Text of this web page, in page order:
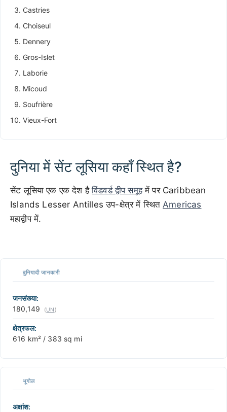
Castries
Choiseul
Dennery
Gros-Islet
Laborie
Micoud
Soufrière
Vieux-Fort
दुनिया में सेंट लूसिया कहाँ स्थित है?
सेंट लूसिया एक एक देश हैविंडवर्ड द्वीप समूहमें पर Caribbean
Islands Lesser Antilles उप-क्षेत्र में स्थित Americas
महाद्वीप में.
−
बुनियादी जानकारी
जनसंख्या:
180,149
(UN)
क्षेत्रफल:
616 km² / 383 sq mi
भूगोल
अक्षांश: